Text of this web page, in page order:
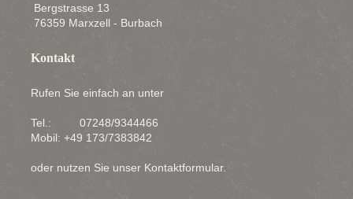
Bergstrasse 13
76359 Marxzell - Burbach
Kontakt
Rufen Sie einfach an unter
Tel.: 07248/9344466
Mobil: +49 173/7383842
oder nutzen Sie unser Kontaktformular.